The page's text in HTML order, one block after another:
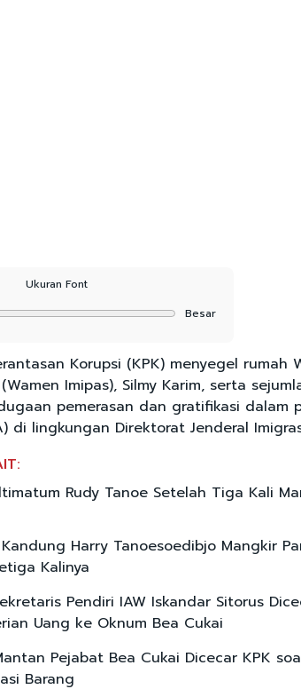
Ukuran Font
Besar
Korupsi (KPK) menyegel rumah
Imipas), Silmy Karim, serta
pemerasan dan gratifikasi dalam
di lingkungan Direktorat Jenderal
Rudy Tanoe Setelah Tiga Kali
Harry Tanoesoedibjo Mangkir
Kalinya
Pendiri IAW Iskandar Sitorus
Uang ke Oknum Bea Cukai
Pejabat Bea Cukai Dicecar KPK
Barang